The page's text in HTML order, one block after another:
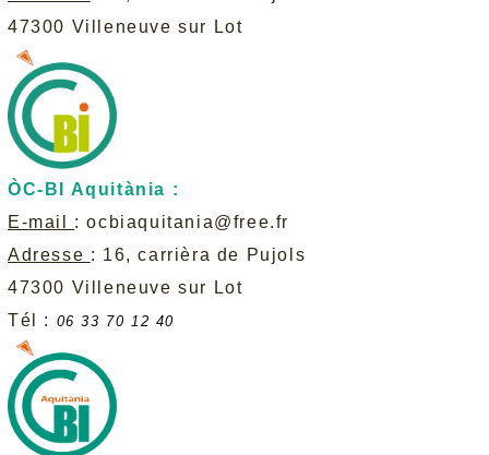
47300 Villeneuve sur Lot
ÒC-BI Aquitània :
E-mail :ocbiaquitania@free.fr
Adresse : 16, carrièra de Pujols
47300 Villeneuve sur Lot
Tél : 06 33 70 12 40